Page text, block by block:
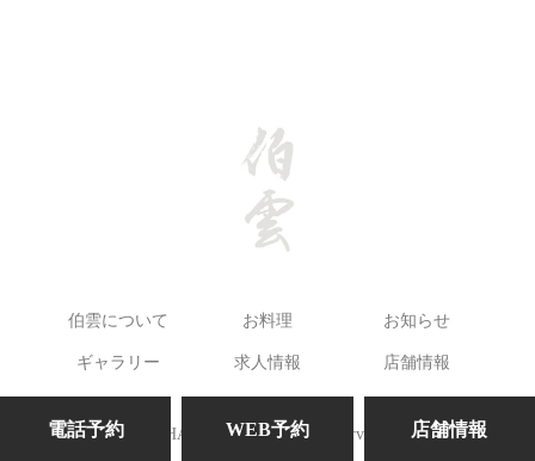
伯雲について お料理 お知らせ
ギャラリー 求人情報 店舗情報
©HAKUUN. All Rights Reserved.
電話予約 WEB予約 店舗情報